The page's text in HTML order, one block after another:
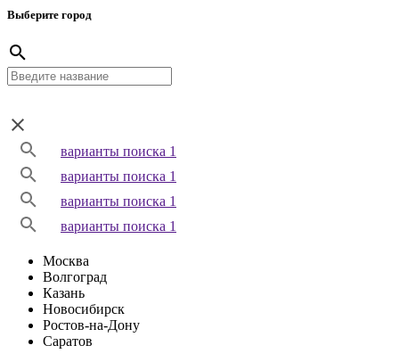
Выберите город
варианты поиска 1
варианты поиска 1
варианты поиска 1
варианты поиска 1
Москва
Волгоград
Казань
Новосибирск
Ростов-на-Дону
Саратов